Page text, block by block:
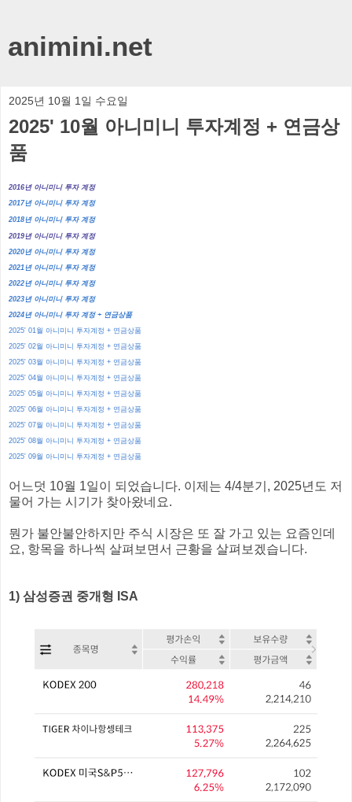
animini.net
2025년 10월 1일 수요일
2025' 10월 아니미니 투자계정 + 연금상
품
2016년 아니미니 투자 계정
2017년 아니미니 투자 계정
2018년 아니미니 투자 계정
2019년 아니미니 투자 계정
2020년 아니미니 투자 계정
2021년 아니미니 투자 계정
2022년 아니미니 투자 계정
2023년 아니미니 투자 계정
2024년 아니미니 투자 계정 + 연금상품
2025' 01월 아니미니 투자계정 + 연금상품
2025' 02월 아니미니 투자계정 + 연금상품
2025' 03월 아니미니 투자계정 + 연금상품
2025' 04월 아니미니 투자계정 + 연금상품
2025' 05월 아니미니 투자계정 + 연금상품
2025' 06월 아니미니 투자계정 + 연금상품
2025' 07월 아니미니 투자계정 + 연금상품
2025' 08월 아니미니 투자계정 + 연금상품
2025' 09월 아니미니 투자계정 + 연금상품
어느덧 10월 1일이 되었습니다. 이제는 4/4분기, 2025년도 저
물어 가는 시기가 찾아왔네요.
뭔가 불안불안하지만 주식 시장은 또 잘 가고 있는 요즘인데
요, 항목을 하나씩 살펴보면서 근황을 살펴보겠습니다.
1) 삼성증권 중개형 ISA